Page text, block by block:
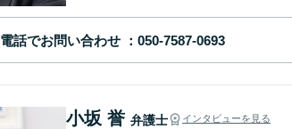
電話でお問い合わせ
小坂 誉 弁護士 インタビューを見る